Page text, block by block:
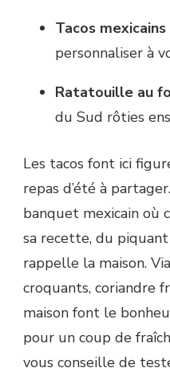
Tacos mexicains
personnaliser à
Ratatouille au
du Sud rôties
Les tacos font ici
repas d’été à
banquet mexicain où
sa recette, du
rappelle la maison.
croquants, coriandre
maison font le
pour un coup de
vous conseille de